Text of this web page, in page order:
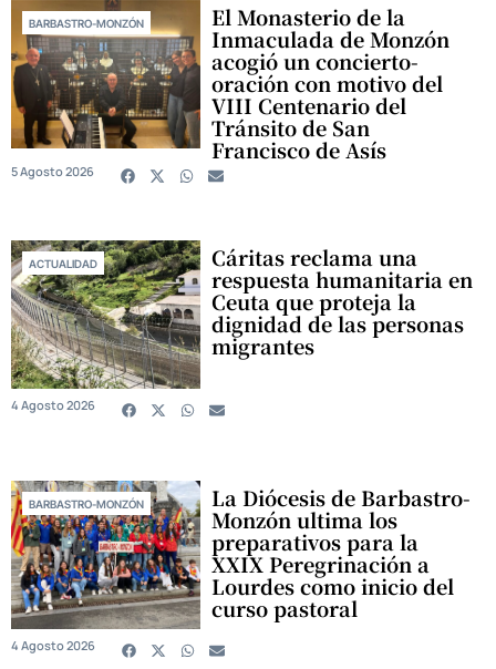
BARBASTRO-MONZÓN El Monasterio de la
Inmaculada de Monzón
acogió un concierto-
oración con motivo del
VIII Centenario del
Tránsito de San
Francisco de Asís
5 Agosto 2026
ACTUALIDAD Cáritas reclama una
respuesta humanitaria en
Ceuta que proteja la
dignidad de las personas
migrantes
4 Agosto 2026
BARBASTRO-MONZÓN La Diócesis de Barbastro-
Monzón ultima los
preparativos para la
XXIX Peregrinación a
Lourdes como inicio del
curso pastoral
4 Agosto 2026